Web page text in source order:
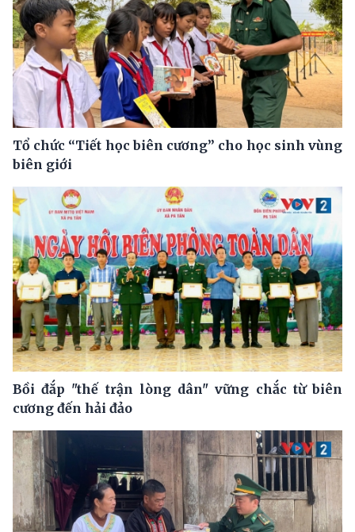
Tổ chức “Tiết học biên cương” cho học sinh vùng
biên giới
Bồi đắp "thế trận lòng dân" vững chắc từ biên
cương đến hải đảo